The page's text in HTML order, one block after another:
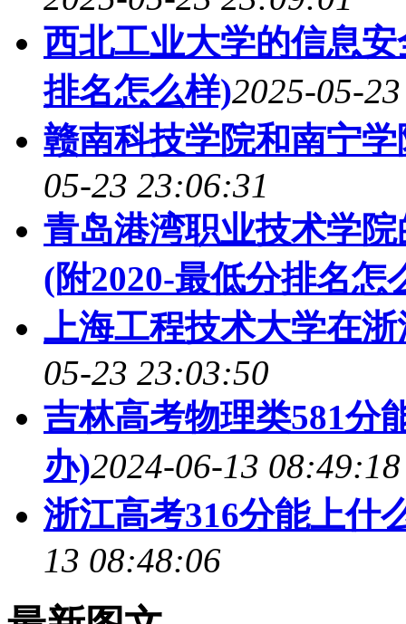
西北工业大学的信息
排名怎么样)2025-05-
赣南科技学院和南宁
05-23 23:06:31
青岛港湾职业技术学
(附2020-最低分排名怎
上海工程技术大学在
05-23 23:03:50
吉林高考物理类581分
办)2024-06-13 08:49:18
浙江高考316分能上什
13 08:48:06